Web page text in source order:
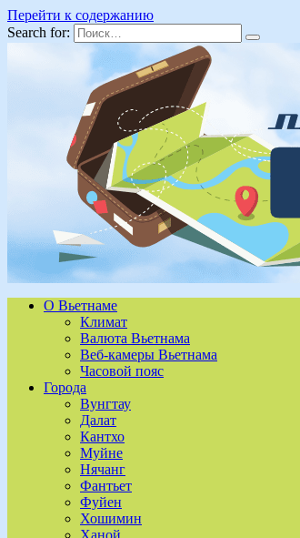
Перейти к содержанию
Search for:
О Вьетнаме
Климат
Валюта Вьетнама
Веб-камеры Вьетнама
Часовой пояс
Города
Вунгтау
Далат
Кантхо
Муйне
Нячанг
Фантьет
Фуйен
Хошимин
Ханой